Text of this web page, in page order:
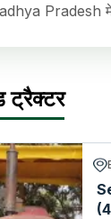
Pradesh